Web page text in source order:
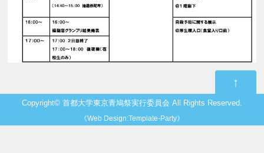
↑
Copyright© 首都大学東京青鳩祭実行委員会 All Rights Reserved.
《Web Design:Template-Party》